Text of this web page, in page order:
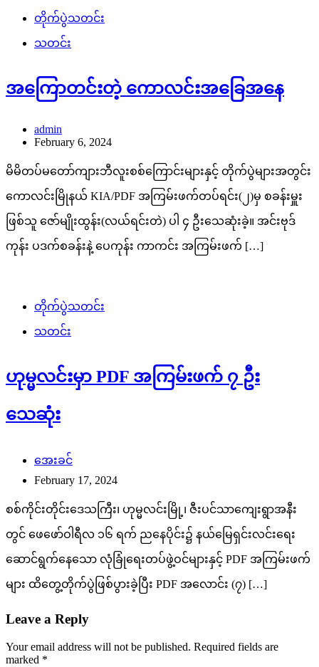
တိုက်ပွဲသတင်း
သတင်း
အကြောတင်းတဲ့ ကောလင်းအခြေအနေ
admin
February 6, 2024
မိမိတပ်မတော်ကျားဘီလူးစစ်ကြောင်းများနှင့် တိုက်ပွဲများအတွင်း
ကောလင်းမြိုနယ် KIA/PDF အကြမ်းဖက်တပ်ရင်း(၂)မှ စခန်းမှူး
ဖြစ်သူ ဇော်မျိုးထွန်း(လယ်ရင်းတဲ) ပါ ၄ ဦးသေဆုံးခဲ့။ အင်းဗုဒ်
ကုန်း ပဒက်စခန်းနဲ့ ပေကုန်း ကာကင်း အကြမ်းဖက် […]
တိုက်ပွဲသတင်း
သတင်း
ဟုမ္မလင်းမှာ PDF အကြမ်းဖက် ၇ ဦး
သေဆုံး
အေးခင်
February 17, 2024
စစ်ကိုင်းတိုင်းဒေသကြီး၊ ဟုမ္မလင်းမြို့၊ ဇီးပင်သာကျေးရွာအနီး
တွင် ဖေဖော်ဝါရီလ ၁၆ ရက် ညနေပိုင်း၌ နယ်မြေရှင်းလင်းရေး
ဆောင်ရွက်နေသော လုံခြုံရေးတပ်ဖွဲ့ဝင်များနှင့် PDF အကြမ်းဖက်
များ ထိတွေ့တိုက်ပွဲဖြစ်ပွားခဲ့ပြီး PDF အလောင်း (၇) […]
Leave a Reply
Your email address will not be published. Required fields are
marked *